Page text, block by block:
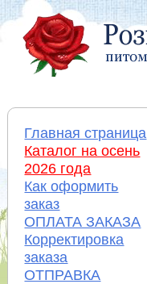
Главная страница
Каталог на осень
2026 года
Как оформить
заказ
ОПЛАТА ЗАКАЗА
Корректировка
заказа
ОТПРАВКА